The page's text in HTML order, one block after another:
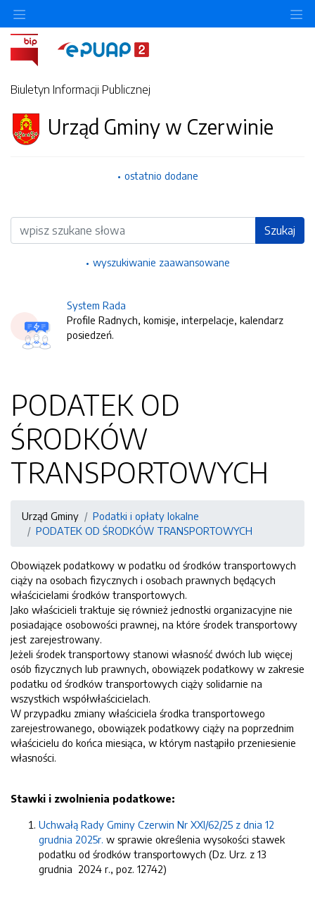
Biuletyn Informacji Publicznej
Urząd Gminy w Czerwinie
ostatnio dodane
Wyszukiwarka Szukaj
wyszukiwanie zaawansowane
System Rada
Profile Radnych, komisje, interpelacje, kalendarz
posiedzeń.
PODATEK OD
ŚRODKÓW
TRANSPORTOWYCH
Urząd Gminy
Podatki i opłaty lokalne
PODATEK OD ŚRODKÓW TRANSPORTOWYCH
Obowiązek podatkowy w podatku od środków transportowych
ciąży na osobach fizycznych i osobach prawnych będących
właścicielami środków transportowych.
Jako właścicieli traktuje się również jednostki organizacyjne nie
posiadające osobowości prawnej, na które środek transportowy
jest zarejestrowany.
Jeżeli środek transportowy stanowi własność dwóch lub więcej
osób fizycznych lub prawnych, obowiązek podatkowy w zakresie
podatku od środków transportowych ciąży solidarnie na
wszystkich współwłaścicielach.
W przypadku zmiany właściciela środka transportowego
zarejestrowanego, obowiązek podatkowy ciąży na poprzednim
właścicielu do końca miesiąca, w którym nastąpiło przeniesienie
własności.
Stawki i zwolnienia podatkowe:
Uchwałą Rady Gminy Czerwin Nr XXI/62/25 z dnia 12
grudnia 2025r. w sprawie określenia wysokości stawek
podatku od środków transportowych (Dz. Urz. z 13
grudnia 2024 r., poz. 12742)